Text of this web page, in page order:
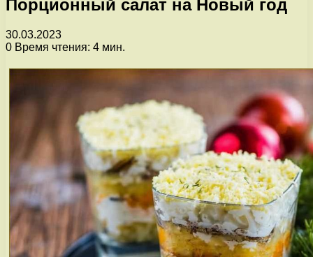
Порционный салат на Новый год
30.03.2023
0 Время чтения: 4 мин.